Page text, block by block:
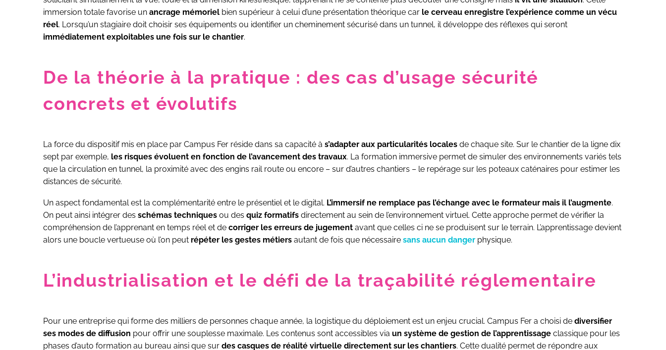
immersion totale favorise un ancrage mémoriel bien supérieur à celui d’une présentation théorique car le cerveau enregistre l’expérience comme un vécu
réel. Lorsqu’un stagiaire doit choisir ses équipements ou identifier un cheminement sécurisé dans un tunnel, il développe des réflexes qui seront
immédiatement exploitables une fois sur le chantier.
De la théorie à la pratique : des cas d’usage sécurité
concrets et évolutifs
La force du dispositif mis en place par Campus Fer réside dans sa capacité à s’adapter aux particularités locales de chaque site. Sur le chantier de la ligne dix
sept par exemple, les risques évoluent en fonction de l’avancement des travaux. La formation immersive permet de simuler des environnements variés tels
que la circulation en tunnel, la proximité avec des engins rail route ou encore – sur d’autres chantiers – le repérage sur les poteaux caténaires pour estimer les
distances de sécurité.
Un aspect fondamental est la complémentarité entre le présentiel et le digital. L’immersif ne remplace pas l’échange avec le formateur mais il l’augmente.
On peut ainsi intégrer des schémas techniques ou des quiz formatifs directement au sein de l’environnement virtuel. Cette approche permet de vérifier la
compréhension de l’apprenant en temps réel et de corriger les erreurs de jugement avant que celles ci ne se produisent sur le terrain. L’apprentissage devient
alors une boucle vertueuse où l’on peut répéter les gestes métiers autant de fois que nécessaire sans aucun danger physique.
L’industrialisation et le défi de la traçabilité réglementaire
Pour une entreprise qui forme des milliers de personnes chaque année, la logistique du déploiement est un enjeu crucial. Campus Fer a choisi de diversifier
ses modes de diffusion pour offrir une souplesse maximale. Les contenus sont accessibles via un système de gestion de l’apprentissage classique pour les
phases d’auto formation au bureau ainsi que sur des casques de réalité virtuelle directement sur les chantiers. Cette dualité permet de répondre aux